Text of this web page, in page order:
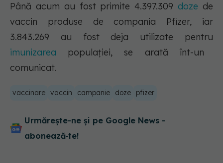
Până acum au fost primite 4.397.309 doze de
vaccin produse de compania Pfizer, iar
3.843.269 au fost deja utilizate pentru
imunizarea populației, se arată înt-un
comunicat.
vaccinare vaccin campanie doze pfizer
Urmărește-ne și pe Google News -
abonează‑te!